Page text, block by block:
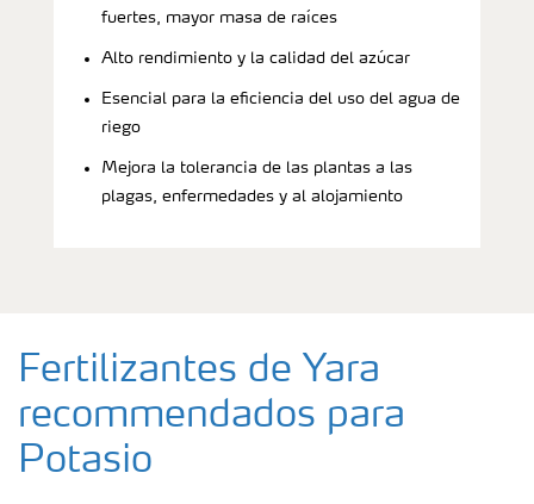
fuertes, mayor masa de raíces
Alto rendimiento y la calidad del azúcar
Esencial para la eficiencia del uso del agua de
riego
Mejora la tolerancia de las plantas a las
plagas, enfermedades y al alojamiento
Fertilizantes de Yara
recommendados para
Potasio